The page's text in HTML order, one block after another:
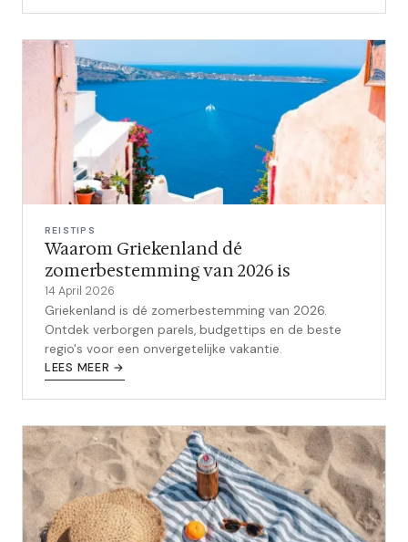
REISTIPS
Waarom Griekenland dé
zomerbestemming van 2026 is
14 April 2026
Griekenland is dé zomerbestemming van 2026.
Ontdek verborgen parels, budgettips en de beste
regio's voor een onvergetelijke vakantie.
LEES MEER →